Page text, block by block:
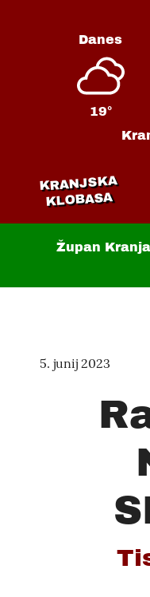
Danes
19°
KRANJSKA
KLOBASA
Župan
5. junij 2023